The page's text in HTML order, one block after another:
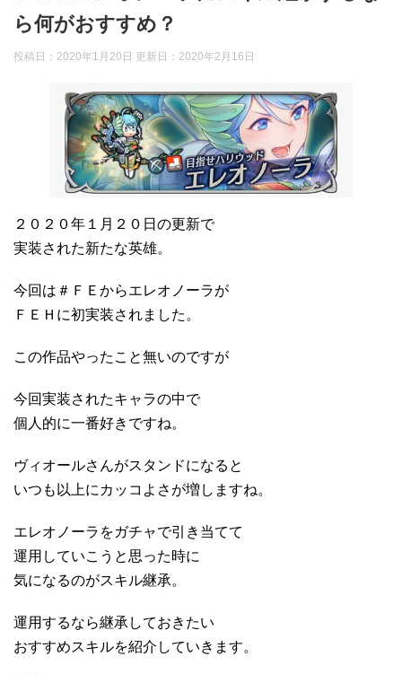
ら何がおすすめ？
投稿日：2020年1月20日 更新日： 2020年2月16日
２０２０年１月２０日の更新で
実装された新たな英雄。
今回は＃ＦＥからエレオノーラが
ＦＥＨに初実装されました。
この作品やったこと無いのですが
今回実装されたキャラの中で
個人的に一番好きですね。
ヴィオールさんがスタンドになると
いつも以上にカッコよさが増しますね。
エレオノーラをガチャで引き当てて
運用していこうと思った時に
気になるのがスキル継承。
運用するなら継承しておきたい
おすすめスキルを紹介していきます。